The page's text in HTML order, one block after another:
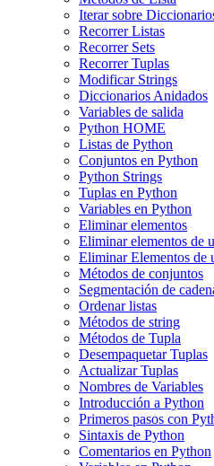
Iterar sobre
Recorrer Listas
Recorrer Sets
Recorrer Tuplas
Modificar Strings
Diccionarios Anidados
Variables de salida
Python HOME
Listas de Python
Conjuntos en Python
Python Strings
Tuplas en Python
Variables en Python
Eliminar elementos
Eliminar elementos de
Eliminar Elementos de
Métodos de conjuntos
Segmentación de
Ordenar listas
Métodos de string
Métodos de Tupla
Desempaquetar Tuplas
Actualizar Tuplas
Nombres de Variables
Introducción a Python
Primeros pasos con
Sintaxis de Python
Comentarios en Python